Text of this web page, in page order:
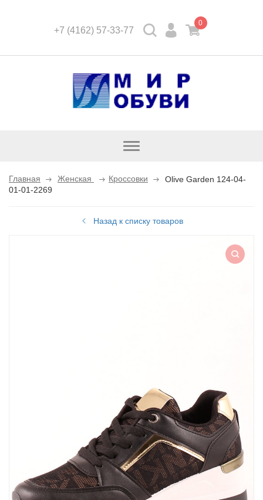
+7 (4162) 57-33-77
0
Открыть
Главная Женская Кроссовки
Olive Garden 124-04-
01-01-2269
Назад к списку товаров